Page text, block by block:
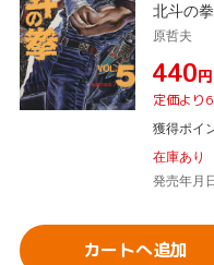
北斗の
原哲夫
¥440円
定価より
獲得ポイ
在庫あり
発売年月
カートへ追加